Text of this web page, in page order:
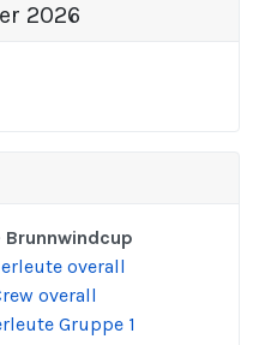
2026
overall
overall
Gruppe 1